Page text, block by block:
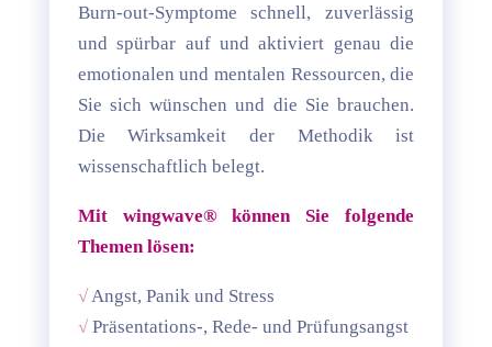
Burn-out-Symptome schnell, zuverlässig
und spürbar auf und aktiviert genau die
emotionalen und mentalen Ressourcen, die
Sie sich wünschen und die Sie brauchen.
Die Wirksamkeit der Methodik ist
wissenschaftlich belegt.
Mit wingwave® können Sie folgende
Themen lösen:
√Angst, Panik und Stress
√Präsentations-, Rede- und Prüfungsangst